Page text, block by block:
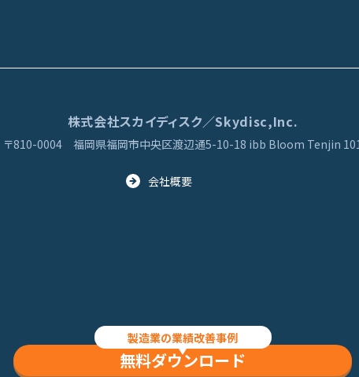
株式会社スカイディスク／Skydisc,Inc.
〒810-0004 福岡県福岡市中央区渡辺通5-10-18 ibb Bloom Tenjin
会社概要
製造業の業績改善事例
無料ダウンロード
© 2013 Skydisc, Inc. All Rights Reserved